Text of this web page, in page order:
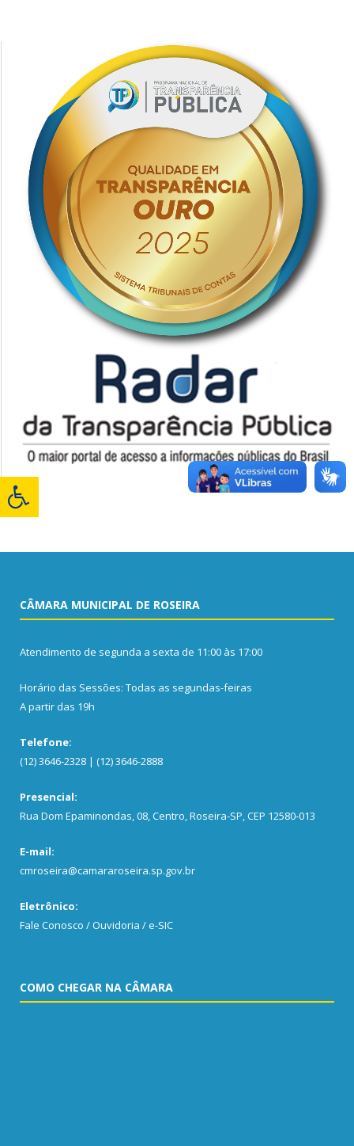
CÂMARA MUNICIPAL DE ROSEIRA
Atendimento de segunda a sexta de 11:00 às 17:00
Horário das Sessões: Todas as segundas-feiras
A partir das 19h
Telefone:
(12) 3646-2328 | (12) 3646-2888
Presencial:
Rua Dom Epaminondas, 08, Centro, Roseira-SP, CEP 12580-013
E-mail:
cmroseira@camararoseira.sp.gov.br
Eletrônico:
Fale Conosco / Ouvidoria / e-SIC
COMO CHEGAR NA CÂMARA